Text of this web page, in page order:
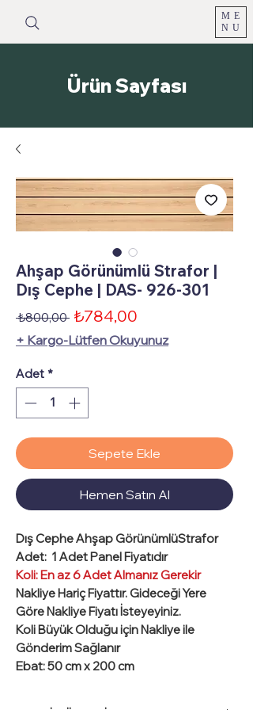
ME
NU
Ürün Sayfası
Ahşap Görünümlü Strafor |
Dış Cephe | DAS- 926-301
₺800,00 Normal
Fiyat
₺784,00
+ Kargo-Lütfen Okuyunuz
Adet *
Sepete Ekle
Hemen Satın Al
Dış Cephe Ahşap GörünümlüStrafor
Adet: 1 Adet Panel Fiyatıdır
Koli: En az 6 Adet Almanız Gerekir
Nakliye Hariç Fiyattır. Gideceği Yere
Göre Nakliye Fiyatı İsteyeyiniz.
Koli Büyük Olduğu için Nakliye ile
Gönderim Sağlanır
Ebat: 50 cm x 200 cm